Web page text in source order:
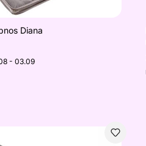
Diana
- 03.09
Kleio (poroloon-kookos)